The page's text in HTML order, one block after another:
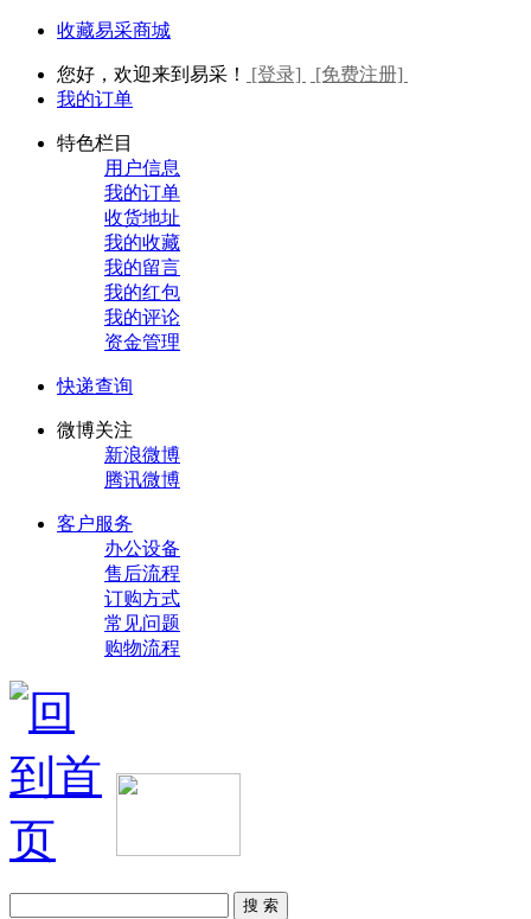
收藏易采商城
您好，欢迎来到易采！ [登录]
[免费注册]
我的订单
特色栏目
用户信息
我的订单
收货地址
我的收藏
我的留言
我的红包
我的评论
资金管理
快递查询
微博关注
新浪微博
腾讯微博
客户服务
办公设备
售后流程
订购方式
常见问题
购物流程